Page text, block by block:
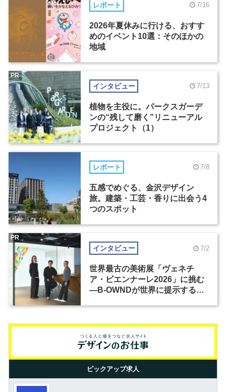
レポート 7/16
2026年夏休みに行ける、おすす
めのイベント10選：そのほかの
地域
インタビュー 7/13
植物を主役に。パークスガーデ
ンの“残して磨く”リニューアル
プロジェクト（1）
PR
レポート 7/8
五感でめぐる、金沢デザイン
旅。建築・工芸・香りに出会う4
つのスポット
インタビュー 7/2
世界最古の美術展「ヴェネチ
ア・ビエンナーレ2026」に挑む
―B-OWNDが世界に提示する美
PR
ピックアップ求人